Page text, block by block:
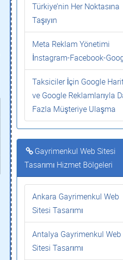
Türkiye’nin Her Noktasına
Taşıyın
Meta Reklam Yönetimi
İnstagram-Facebook-
Taksiciler İçin Google
ve Google Reklamlarıyla
Fazla Müşteriye Ulaşma
Gayrimenkul Web Sitesi
Tasarımı Hizmet Bölgeleri
Ankara Gayrimenkul Web
Sitesi Tasarımı
Antalya Gayrimenkul Web
Sitesi Tasarımı